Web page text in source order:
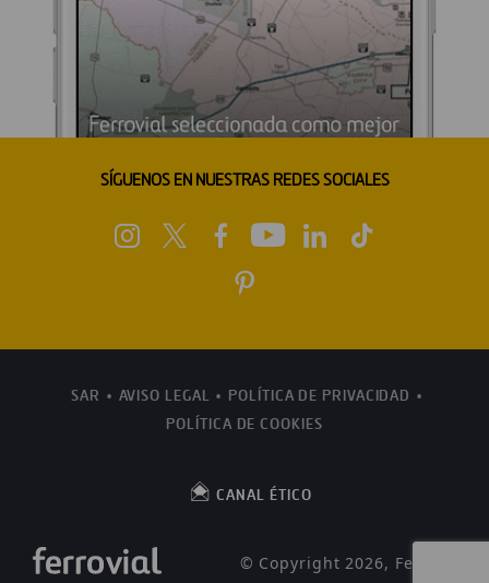
SÍGUENOS EN NUESTRAS REDES SOCIALES
SAR AVISO LEGAL
POLÍTICA DE PRIVACIDAD
POLÍTICA DE COOKIES
CANAL ÉTICO
© Copyright 2026, Ferrovial